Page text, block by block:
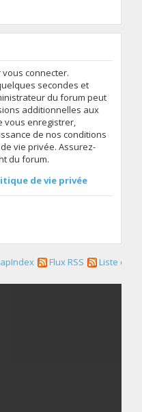
connecter.
secondes et
du forum peut
additionnelles aux
vous enregistrer,
de nos conditions
vie privée. Assurez-
du forum.
de vie privée
Flux RSS Liste des